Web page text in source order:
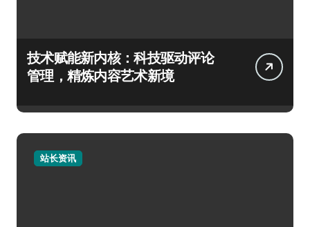
技术赋能新内核：科技驱动评论
管理，精炼内容艺术新境
站长资讯